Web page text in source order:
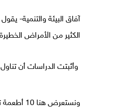
آفاق البيئة والتنمية-
الكثير من الأمراض
وأثبتت الدراسات أن